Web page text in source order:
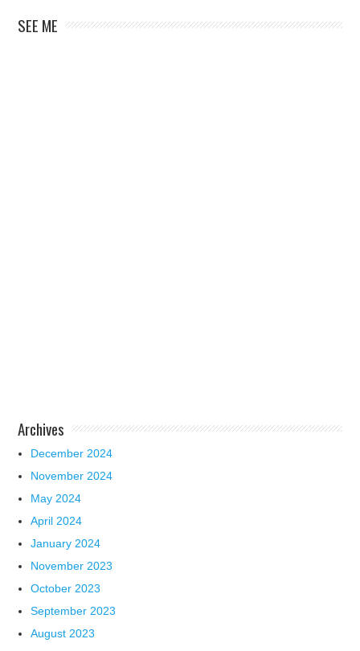
SEE ME
Archives
December 2024
November 2024
May 2024
April 2024
January 2024
November 2023
October 2023
September 2023
August 2023